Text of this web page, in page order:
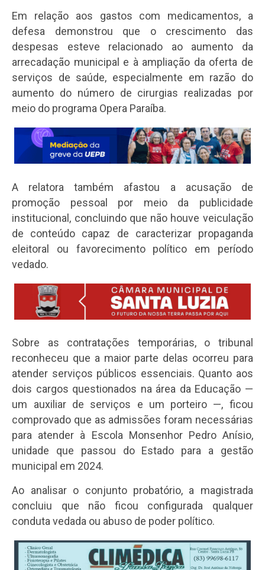
Em relação aos gastos com medicamentos, a
defesa demonstrou que o crescimento das
despesas esteve relacionado ao aumento da
arrecadação municipal e à ampliação da oferta de
serviços de saúde, especialmente em razão do
aumento do número de cirurgias realizadas por
meio do programa Opera Paraíba.
A relatora também afastou a acusação de
promoção pessoal por meio da publicidade
institucional, concluindo que não houve veiculação
de conteúdo capaz de caracterizar propaganda
eleitoral ou favorecimento político em período
vedado.
Sobre as contratações temporárias, o tribunal
reconheceu que a maior parte delas ocorreu para
atender serviços públicos essenciais. Quanto aos
dois cargos questionados na área da Educação —
um auxiliar de serviços e um porteiro —, ficou
comprovado que as admissões foram necessárias
para atender à Escola Monsenhor Pedro Anísio,
unidade que passou do Estado para a gestão
municipal em 2024.
Ao analisar o conjunto probatório, a magistrada
concluiu que não ficou configurada qualquer
conduta vedada ou abuso de poder político.